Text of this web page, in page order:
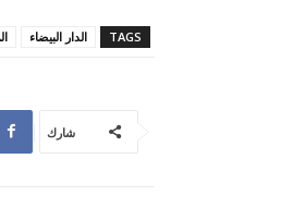
TAGS الدار البيضاء
شارك